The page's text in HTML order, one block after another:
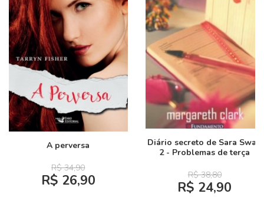
A perversa
R$ 34,90
R$ 26,90
Diário secreto de Sara Swan
2 - Problemas de terça
R$ 38,80
R$ 24,90